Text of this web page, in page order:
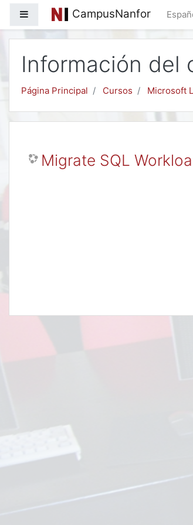
Salta al contenido principal
Panel lateralCampusNanfor
Información del
Página Principal Cursos Microsoft
Migrate SQL